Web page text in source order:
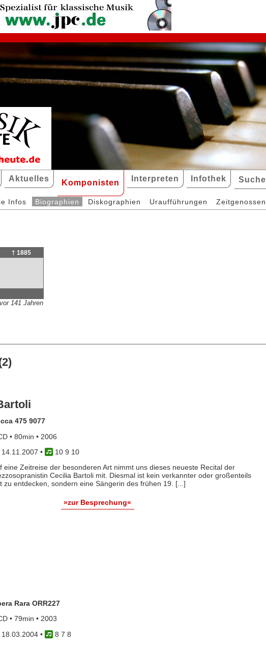
Aktuelles Komponisten Interpreten Infothek Suche
Infos Biographien Diskographien Uraufführungen Zeitgenossen
† 1885
vor 141 Jahren
475 9077
• 80min • 2006
14.11.2007 •
10 9 10
eine Zeitreise der besonderen Art nimmt uns dieses neueste Recital der
Cecilia Bartoli mit. Diesmal ist kein verkannter oder großenteils
zu entdecken, sondern eine Sängerin des frühen 19. [...]
»zur Besprechung«
Rara ORR227
• 79min • 2003
18.03.2004•
8 7 8